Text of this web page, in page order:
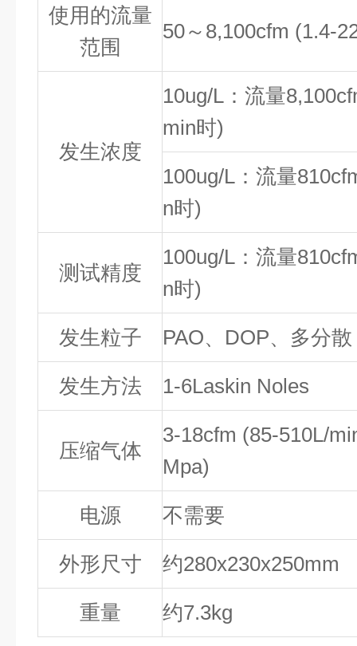
使用的流量
范围
50～ 8,100cfm (1.4-
发生浓度
10ug/L ：流量
min时)
100ug/L ：流量
n时)
测试精度
100ug/L ：流量
n时)
发生粒子 PAO、 DOP、多分散
发生方法 1-6Laskin Noles
压缩气体
3-18cfm (85-510L/
Mpa)
电源 不需要
外形尺寸 约280x230x250mm
重量 约7.3kg